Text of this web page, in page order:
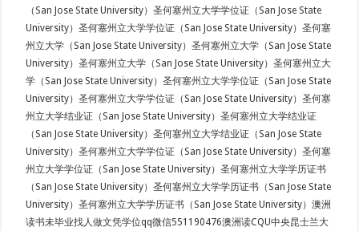
（San Jose State University）圣何塞州立大学学位证（San Jose State
University）圣何塞州立大学学位证（San Jose State University）圣何塞
州立大学（San Jose State University）圣何塞州立大学（San Jose State
University）圣何塞州立大学（San Jose State University）圣何塞州立大
学（San Jose State University）圣何塞州立大学学位证（San Jose State
University）圣何塞州立大学学位证（San Jose State University）圣何塞
州立大学结业证（San Jose State University）圣何塞州立大学结业证
（San Jose State University）圣何塞州立大学结业证（San Jose State
University）圣何塞州立大学学位证（San Jose State University）圣何塞
州立大学学位证（San Jose State University）圣何塞州立大学学历证书
（San Jose State University）圣何塞州立大学学历证书（San Jose State
University）圣何塞州立大学学历证书（San Jose State University）澳洲
读书未毕业找人做文凭学位qq微信551190476澳洲读CQU中央昆士兰大